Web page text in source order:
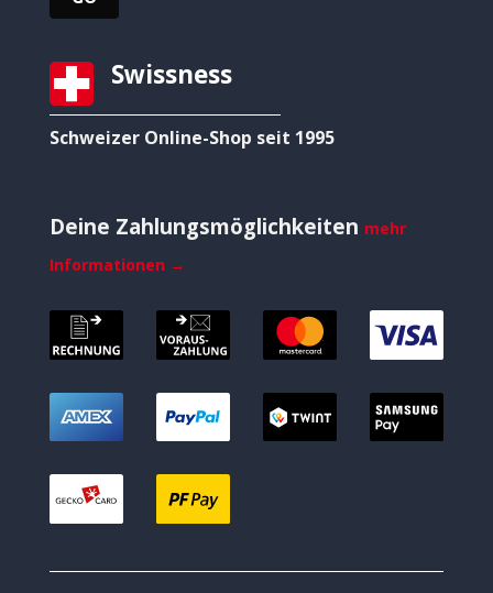
Swissness
Schweizer Online-Shop seit 1995
Deine Zahlungsmöglichkeiten mehr
Informationen →